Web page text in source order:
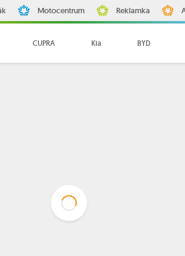
Motocentrum Reklamka
CUPRA Kia BYD